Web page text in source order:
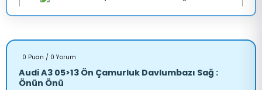
0 Puan / 0 Yorum
Audi A3 05>13 Ön Çamurluk Davlumbazı Sağ :
Önün Önü